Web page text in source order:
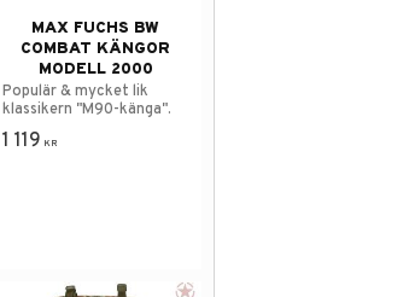
MAX FUCHS BW
COMBAT KÄNGOR
MODELL 2000
Populär & mycket lik
klassikern "M90-känga".
1 119 KR